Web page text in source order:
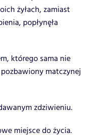
żyłach, zamiast
popłynęła
którego sama nie
matczynej
zdziwieniu.
miejsce do życia.